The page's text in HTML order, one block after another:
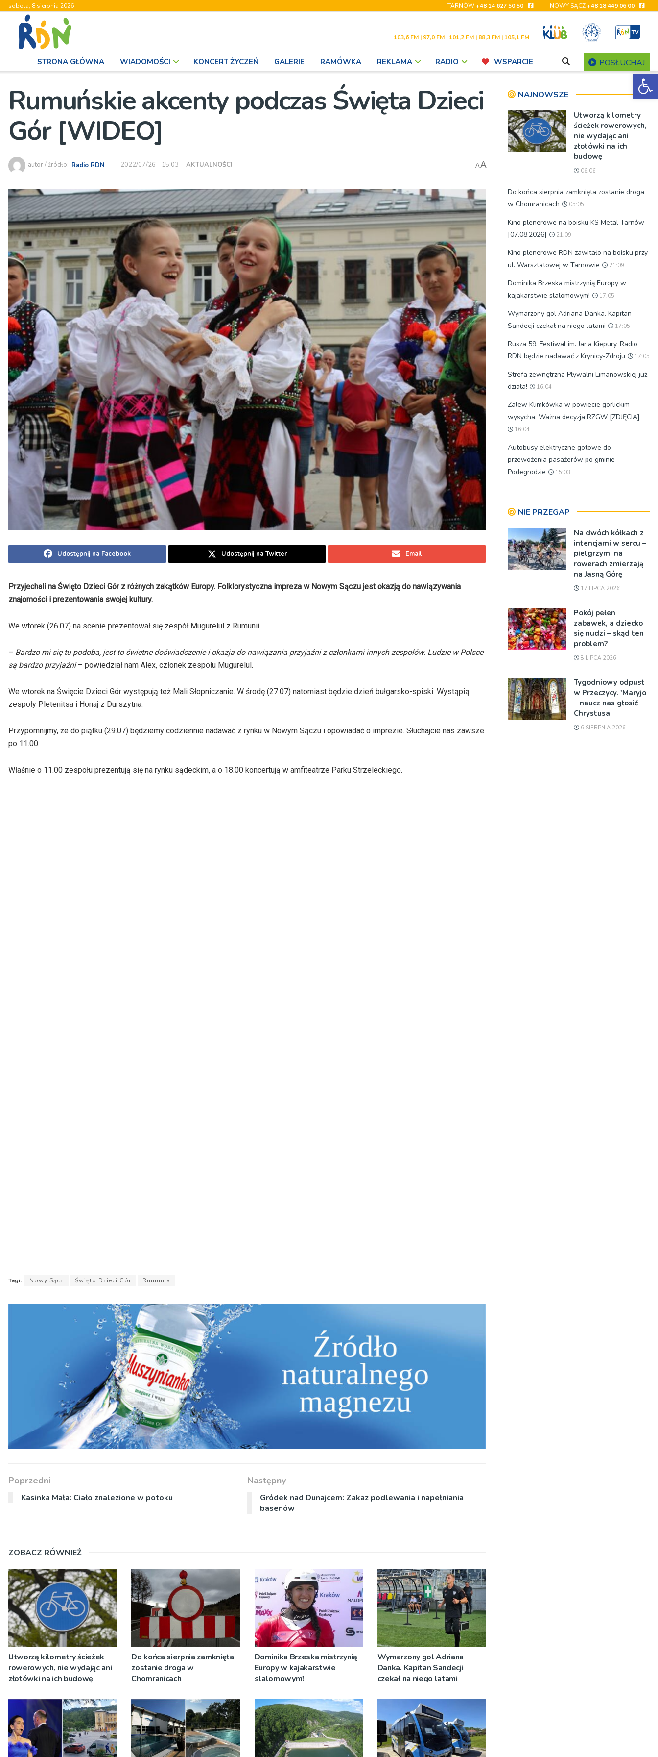
sobota, 8 sierpnia 2026 TARNÓW+48 14 627 50 50 NOWY SĄCZ+48 18 449 06 00
103,6 FM | 97,0 FM | 101,2 FM | 88,3 FM | 105,1 FM
STRONA GŁÓWNA WIADOMOŚCI KONCERT ŻYCZEŃ GALERIE RAMÓWKA REKLAMA RADIO WSPARCIE POSŁUCHAJ
Rumuńskie akcenty podczas Święta Dzieci
Gór [WIDEO]
autor / źródło: Radio RDN 2022/07/26 - 15:03 - AKTUALNOŚCI AA
Udostępnij na Facebook Udostępnij na Twitter Email
Przyjechali na Święto Dzieci Gór z różnych zakątków Europy. Folklorystyczna impreza w Nowym Sączu jest okazją do nawiązywania
znajomości i prezentowania swojej kultury.
We wtorek (26.07) na scenie prezentował się zespół Mugurelul z Rumunii.
– Bardzo mi się tu podoba, jest to świetne doświadczenie i okazja do nawiązania przyjaźni z członkami innych zespołów. Ludzie w Polsce
są bardzo przyjaźni– powiedział nam Alex, członek zespołu Mugurelul.
We wtorek na Święcie Dzieci Gór występują też Mali Słopniczanie. W środę (27.07) natomiast będzie dzień bułgarsko-spiski. Wystąpią
zespoły Pletenitsa i Honaj z Durszytna.
Przypomnijmy, że do piątku (29.07) będziemy codziennie nadawać z rynku w Nowym Sączu i opowiadać o imprezie. Słuchajcie nas zawsze
po 11.00.
Właśnie o 11.00 zespołu prezentują się na rynku sądeckim, a o 18.00 koncertują w amfiteatrze Parku Strzeleckiego.
Tagi: Nowy Sącz Święto Dzieci Gór Rumunia
Poprzedni
Kasinka Mała: Ciało znalezione w potoku
Następny
Gródek nad Dunajcem: Zakaz podlewania i napełniania
basenów
ZOBACZ RÓWNIEŻ
Utworzą kilometry ścieżek
rowerowych, nie wydając ani
złotówki na ich budowę
Do końca sierpnia zamknięta
zostanie droga w
Chomranicach
Dominika Brzeska mistrzynią
Europy w kajakarstwie
slalomowym!
Wymarzony gol Adriana
Danka. Kapitan Sandecji
czekał na niego latami
NAJNOWSZE
Utworzą kilometry
ścieżek rowerowych,
nie wydając ani
złotówki na ich
budowę
06:06
Do końca sierpnia zamknięta zostanie droga
w Chomranicach
05:05
Kino plenerowe na boisku KS Metal Tarnów
[07.08.2026]
21:09
Kino plenerowe RDN zawitało na boisku przy
ul. Warsztatowej w Tarnowie
21:09
Dominika Brzeska mistrzynią Europy w
kajakarstwie slalomowym!
17:05
Wymarzony gol Adriana Danka. Kapitan
Sandecji czekał na niego latami
17:05
Rusza 59. Festiwal im. Jana Kiepury. Radio
RDN będzie nadawać z Krynicy-Zdroju
17:05
Strefa zewnętrzna Pływalni Limanowskiej już
działa!
16:04
Zalew Klimkówka w powiecie gorlickim
wysycha. Ważna decyzja RZGW [ZDJĘCIA]
16:04
Autobusy elektryczne gotowe do
przewożenia pasażerów po gminie
Podegrodzie
15:03
NIE PRZEGAP
Na dwóch kółkach z
intencjami w sercu –
pielgrzymi na
rowerach zmierzają
na Jasną Górę
17 LIPCA 2026
Pokój pełen
zabawek, a dziecko
się nudzi – skąd ten
problem?
8 LIPCA 2026
Tygodniowy odpust
w Przeczycy. 'Maryjo
– naucz nas głosić
Chrystusa’
6 SIERPNIA 2026